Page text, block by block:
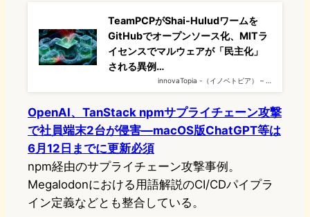
TeamPCPがShai-Huludワームを
GitHubでオープンソース化、MITラ
イセンスでマルウェアが「民主化」
される異例…
innovaTopia -（イノベトピア） – …
OpenAI、TanStack npmサプライチェーン攻撃
で社員端末2台が侵害—macOS版ChatGPT等は
6月12日までに更新必須
npm経由のサプライチェーン攻撃事例。
Megalodonにおける用語解説のCI/CDパイプラ
イン定義などとも整合している。